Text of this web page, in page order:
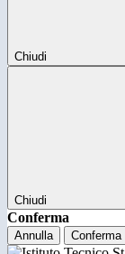
Chiudi
Chiudi
Conferma
Annulla Conferma